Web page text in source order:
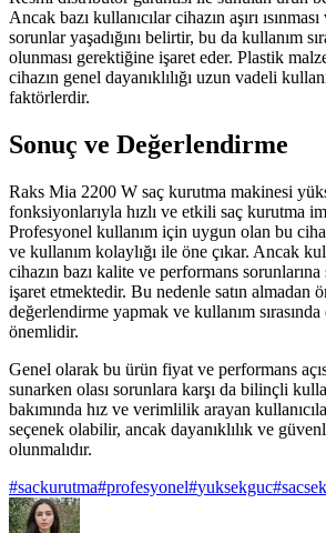
Ancak bazı kullanıcılar cihazın aşırı
sorunlar yaşadığını belirtir, bu da kullanım
olunması gerektiğine işaret eder. Plastik
cihazın genel dayanıklılığı uzun vadeli
faktörlerdir.
Sonuç ve Değerlendirme
Raks Mia 2200 W saç kurutma makinesi
fonksiyonlarıyla hızlı ve etkili saç kurutma
Profesyonel kullanım için uygun olan bu
ve kullanım kolaylığı ile öne çıkar. Ancak
cihazın bazı kalite ve performans
işaret etmektedir. Bu nedenle satın almadan
değerlendirme yapmak ve kullanım
önemlidir.
Genel olarak bu ürün fiyat ve performans
sunarken olası sorunlara karşı da bilinçli
bakımında hız ve verimlilik arayan
seçenek olabilir, ancak dayanıklılık ve
olunmalıdır.
#sackurutma#profesyonel#yuksekguc#